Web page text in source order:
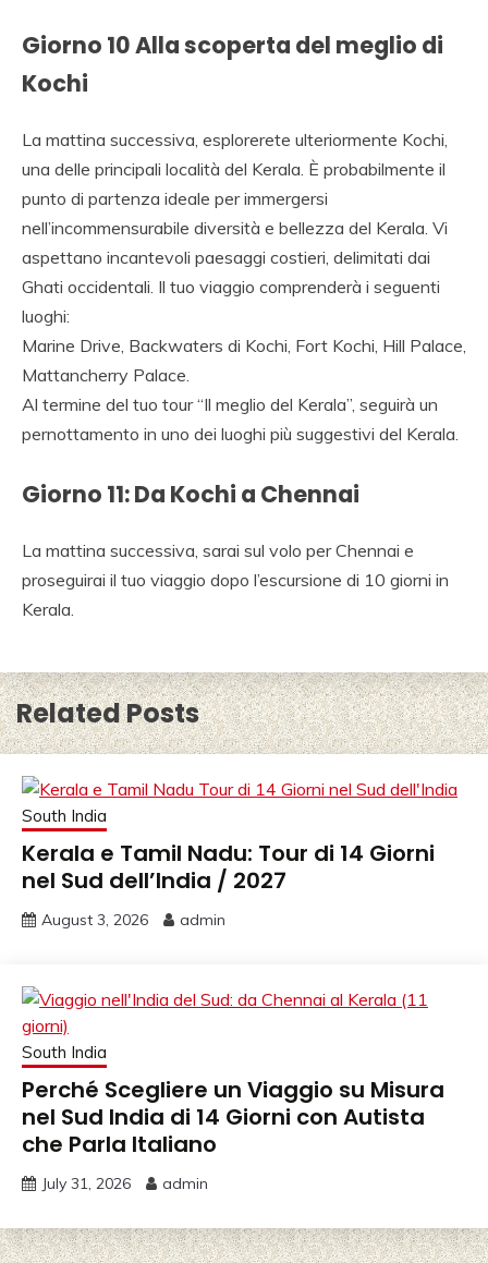
Giorno 10 Alla scoperta del meglio di
Kochi
La mattina successiva, esplorerete ulteriormente Kochi,
una delle principali località del Kerala. È probabilmente il
punto di partenza ideale per immergersi
nell’incommensurabile diversità e bellezza del Kerala. Vi
aspettano incantevoli paesaggi costieri, delimitati dai
Ghati occidentali. Il tuo viaggio comprenderà i seguenti
luoghi:
Marine Drive, Backwaters di Kochi, Fort Kochi, Hill Palace,
Mattancherry Palace.
Al termine del tuo tour “Il meglio del Kerala”, seguirà un
pernottamento in uno dei luoghi più suggestivi del Kerala.
Giorno 11: Da Kochi a Chennai
La mattina successiva, sarai sul volo per Chennai e
proseguirai il tuo viaggio dopo l’escursione di 10 giorni in
Kerala.
Related Posts
South India
Kerala e Tamil Nadu: Tour di 14 Giorni
nel Sud dell’India / 2027
August 3, 2026 admin
South India
Perché Scegliere un Viaggio su Misura
nel Sud India di 14 Giorni con Autista
che Parla Italiano
July 31, 2026 admin